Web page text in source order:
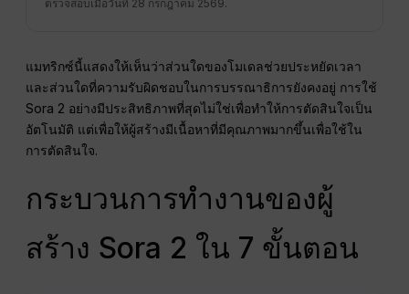
ตรวจสอบเมื่อวันที่ 28 กรกฎาคม 2569.
แมทริกซ์นี้แสดงให้เห็นว่าส่วนใดของโมเดลช่วยประหยัดเวลา
และส่วนใดที่ความรับผิดชอบในการบรรณาธิการยังคงอยู่ การใช้
Sora 2 อย่างมีประสิทธิภาพที่สุดไม่ใช่เพื่อทำให้การตัดสินใจเป็น
อัตโนมัติ แต่เพื่อให้ผู้สร้างมีเนื้อหาที่มีคุณภาพมากขึ้นเพื่อใช้ใน
การตัดสินใจ.
กระบวนการทำงานของผู้
สร้าง Sora 2 ใน 7 ขั้นตอน